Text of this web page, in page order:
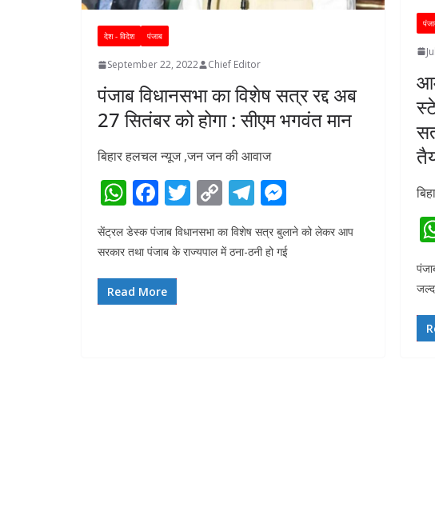
देश - विदेश पंजाब
September 22, 2022 Chief Editor
पंजाब विधानसभा का विशेष सत्र रद्द अब
27 सितंबर को होगा : सीएम भगवंत मान
बिहार हलचल न्यूज ,जन जन की आवाज
W
h
at
s
A
F
ac
e
b
o
T
itt
C
o
p
T
e
e
ss
e
सेंट्रल डेस्क पंजाब विधानसभा का विशेष सत्र बुलाने को लेकर आप
सरकार तथा पंजाब के राज्यपाल में ठना-ठनी हो गई
Read More